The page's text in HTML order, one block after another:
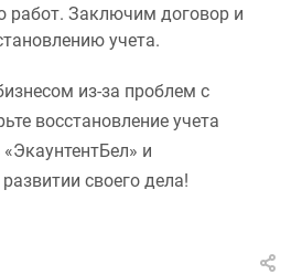
работ. Заключим договор и
учета.
из-за проблем с
восстановление учета
и
своего дела!